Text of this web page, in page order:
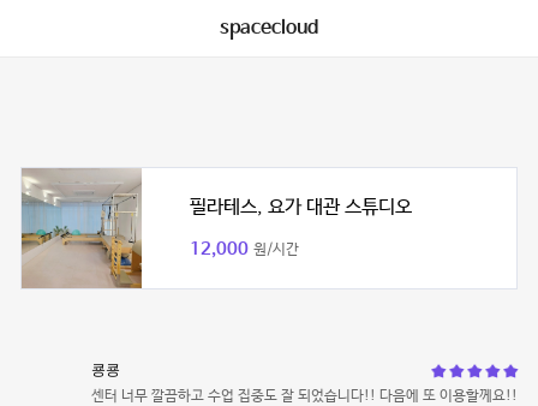
spacecloud
필라테스, 요가 대관 스튜디오
12,000 원/시간
쿙쿙
센터 너무 깔끔하고 수업 집중도 잘 되었습니다!! 다음에 또 이용할께요!!